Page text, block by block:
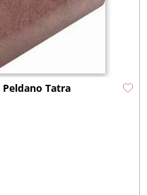
Peldano Tatra